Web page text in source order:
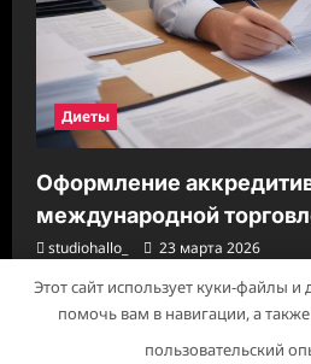
Диеты
Оформление
международной
studiohallo_ 23 марта 2026
Авторское право © 2026 Все
Этот сайт использует куки-файлы
помочь вам в навигации, а
пользовательский